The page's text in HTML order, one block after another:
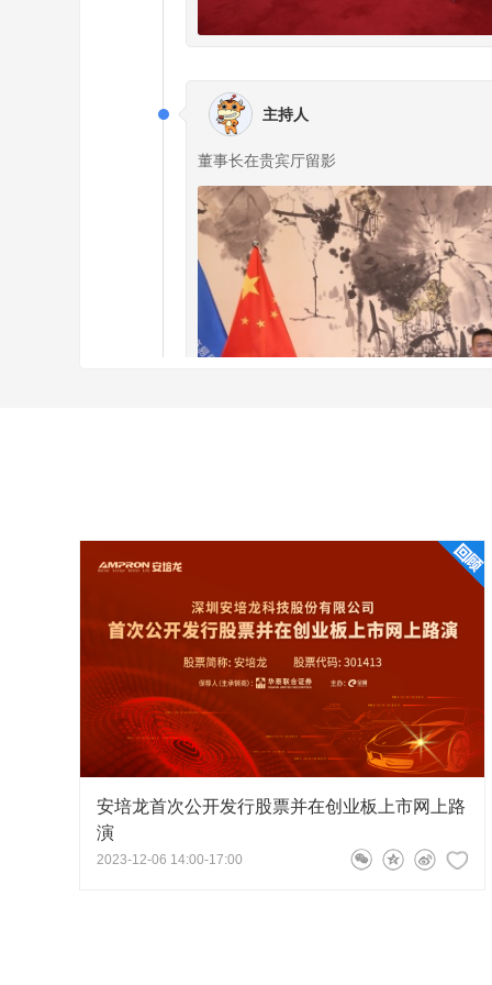
主持人
董事长在贵宾厅留影
主持人
领导和贵宾在贵宾厅合影
安培龙首次公开发行股票并在创业板上市网上路
演
2023-12-06 14:00-17:00